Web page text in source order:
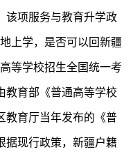
该项服务与教育升学政
上学，是否可以回新疆
等学校招生全国统一考
教育部《普通高等学校
教育厅当年发布的《普
据现行政策，新疆户籍